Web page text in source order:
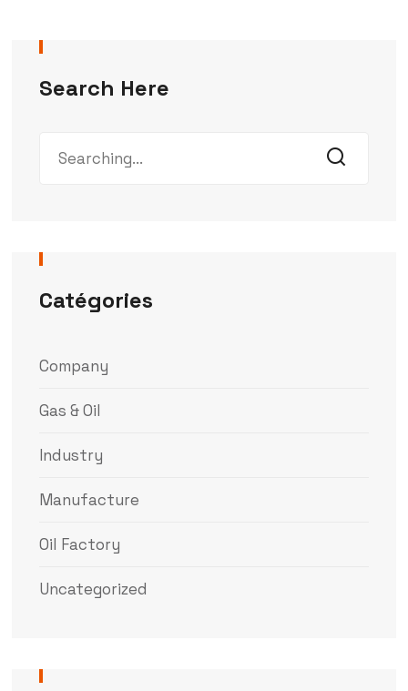
Search Here
Catégories
Company
Gas & Oil
Industry
Manufacture
Oil Factory
Uncategorized